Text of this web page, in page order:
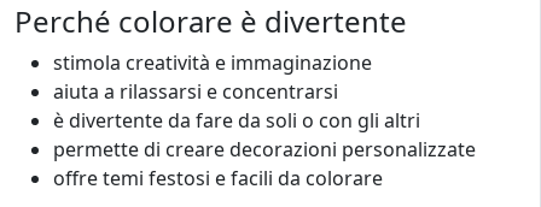
Perché colorare è divertente
stimola creatività e immaginazione
aiuta a rilassarsi e concentrarsi
è divertente da fare da soli o con gli altri
permette di creare decorazioni personalizzate
offre temi festosi e facili da colorare